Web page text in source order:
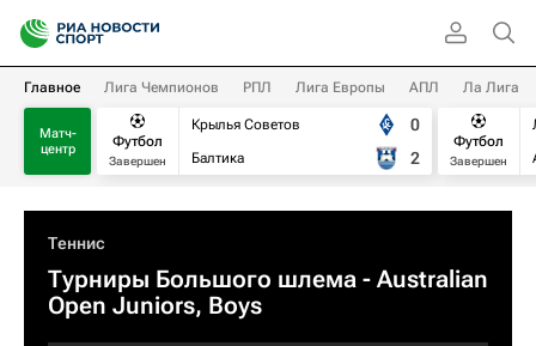
Главное Лига Чемпионов РПЛ Лига Европы АПЛ Ла Лига
Матч-
центр
Футбол
Завершен
Крылья Советов
Балтика
0
2
Футбол
Завершен
Теннис
Турниры Большого шлема - Australian
Open Juniors, Boys